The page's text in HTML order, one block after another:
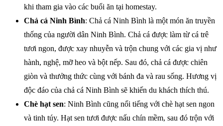
khi tham gia vào các buổi ăn tại homestay.
Chả cá Ninh Bình: Chả cá Ninh Bình là một món ăn truyền
thống của người dân Ninh Bình. Chả cá được làm từ cá trê
tươi ngon, được xay nhuyễn và trộn chung với các gia vị như
hành, nghệ, mỡ heo và bột nếp. Sau đó, chả cá được chiên
giòn và thưởng thức cùng với bánh đa và rau sống. Hương vị
độc đáo của chả cá Ninh Bình sẽ khiến du khách thích thú.
Chè hạt sen: Ninh Bình cũng nổi tiếng với chè hạt sen ngon
và tinh túy. Hạt sen tươi được nấu chín mềm, sau đó trộn với